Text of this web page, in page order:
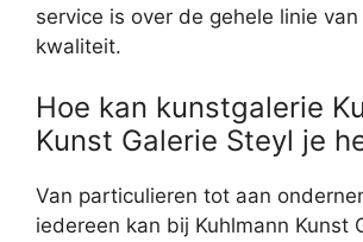
service is over de gehele linie
kwaliteit.
Hoe kan kunstgalerie
Kunst Galerie Steyl je
Van particulieren tot aan
iedereen kan bij Kuhlmann Kunst